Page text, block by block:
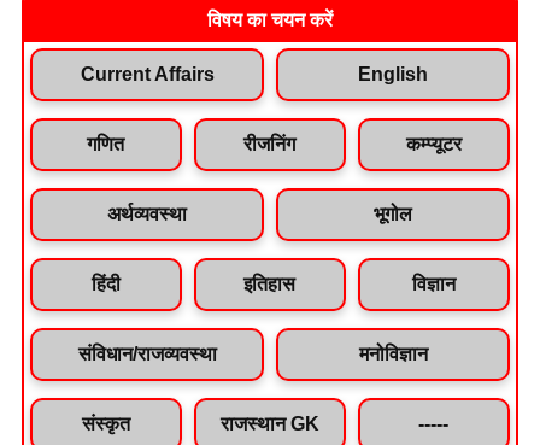
विषय का चयन करें
Current Affairs English
गणित रीजनिंग कम्प्यूटर
अर्थव्यवस्था भूगोल
हिंदी इतिहास विज्ञान
संविधान/राजव्यवस्था मनोविज्ञान
संस्कृत राजस्थान GK -----